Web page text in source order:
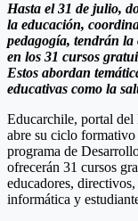
Hasta el 31 de julio,
la educación,
pedagogía, tendrán la
en los 31 cursos
Estos abordan
educativas como la
Educarchile, portal
abre su ciclo formativo
programa de
ofrecerán 31 cursos
educadores,
informática y